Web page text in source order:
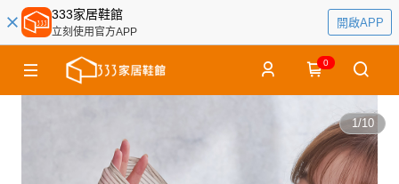
333家居鞋館
立刻使用官方APP
開啟APP
0
1/10